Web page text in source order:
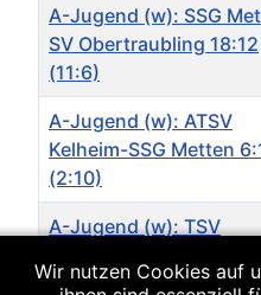
A-Jugend (w): SSG
SV Obertraubling 18:12
(11:6)
A-Jugend (w): ATSV
Kelheim-SSG Metten
(2:10)
A-Jugend (w): TSV
14:27 (4:19)
Wir nutzen Cookies auf